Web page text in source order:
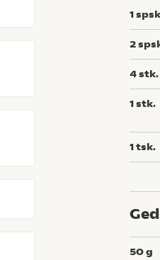
1
2
4stk.
1stk.
1tsk.
50g